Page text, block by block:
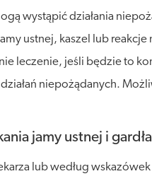
wystąpić działania
ustnej, kaszel lub
leczenie, jeśli będzie to
niepożądanych.
jamy ustnej i
lub według